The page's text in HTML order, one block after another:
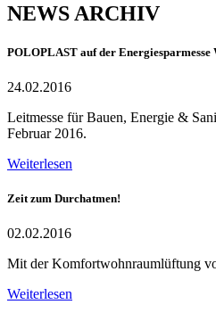
NEWS ARCHIV
POLOPLAST auf der Energiesparmesse
24.02.2016
Leitmesse für Bauen, Energie &
Februar 2016.
Weiterlesen
Zeit zum Durchatmen!
02.02.2016
Mit der Komfortwohnraumlüftung
Weiterlesen